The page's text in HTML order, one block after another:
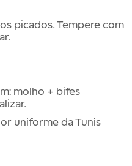
picados. Tempere com
molho + bifes
uniforme da Tunis